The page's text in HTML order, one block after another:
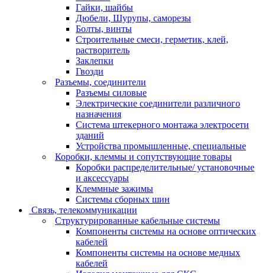
Гайки, шайбы
Дюбели, Шурупы, саморезы
Болты, винты
Строительные смеси, герметик, клей,
растворитель
Заклепки
Гвозди
Разъемы, соединители
Разъемы силовые
Электрические соединители различного
назначения
Система штекерного монтажа электросети
зданий
Устройства промышленные, специальные
Коробки, клеммы и сопутствующие товары
Коробки распределительные/ установочные
и аксессуары
Клеммные зажимы
Системы сборных шин
Связь, телекоммуникации
Структурированные кабельные системы
Компоненты системы на основе оптических
кабелей
Компоненты системы на основе медных
кабелей